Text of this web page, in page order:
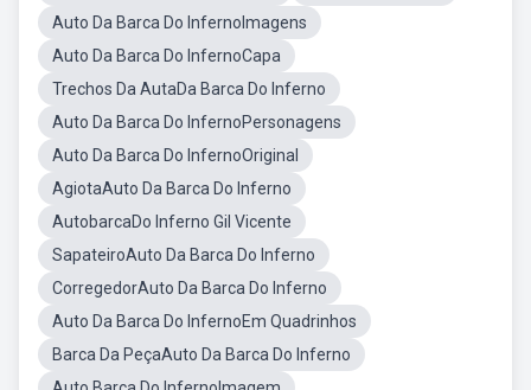
Auto Da Barca Do InfernoImagens
Auto Da Barca Do InfernoCapa
Trechos Da AutaDa Barca Do Inferno
Auto Da Barca Do InfernoPersonagens
Auto Da Barca Do InfernoOriginal
AgiotaAuto Da Barca Do Inferno
AutobarcaDo Inferno Gil Vicente
SapateiroAuto Da Barca Do Inferno
CorregedorAuto Da Barca Do Inferno
Auto Da Barca Do InfernoEm Quadrinhos
Barca Da PeçaAuto Da Barca Do Inferno